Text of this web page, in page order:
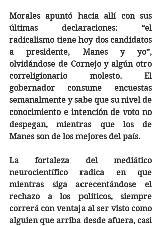
Morales apuntó hacia allí con sus
últimas declaraciones: “el
radicalismo tiene hoy dos candidatos
a presidente, Manes y yo”,
olvidándose de Cornejo y algún otro
correligionario molesto. El
gobernador consume encuestas
semanalmente y sabe que su nivel de
conocimiento e intención de voto no
despegan, mientras que los de
Manes son de los mejores del país.
La fortaleza del mediático
neurocientífico radica en que
mientras siga acrecentándose el
rechazo a los políticos, siempre
correrá con ventaja al ser visto como
alguien que arriba desde afuera, casi